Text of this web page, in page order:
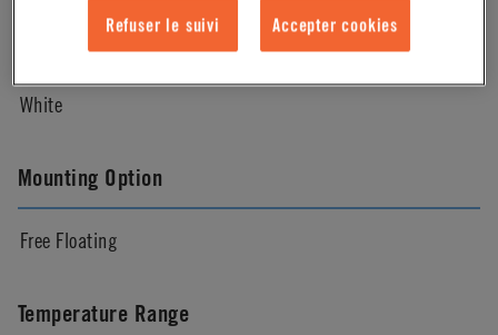
White
Mounting Option
Free Floating
Temperature Range
Refuser le suivi Accepter cookies